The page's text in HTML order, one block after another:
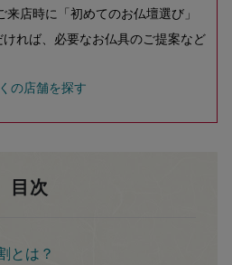
店時に「初めてのお仏壇選び」
れば、必要なお仏具のご提案など
の店舗を探す
目次
とは？